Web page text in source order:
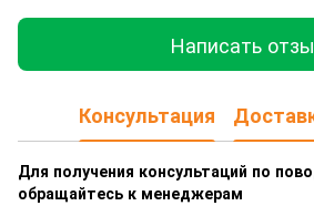
Написать
Консультация
Для получения консультаций по
обращайтесь к менеджерам